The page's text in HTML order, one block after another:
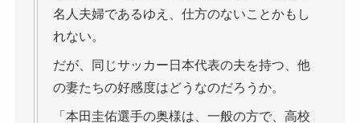
名人夫婦であるゆえ、仕方のないことかもし
れない。
だが、同じサッカー日本代表の夫を持つ、他
の妻たちの好感度はどうなのだろうか。
「本田圭佑選手の奥様は、一般の方で、高校